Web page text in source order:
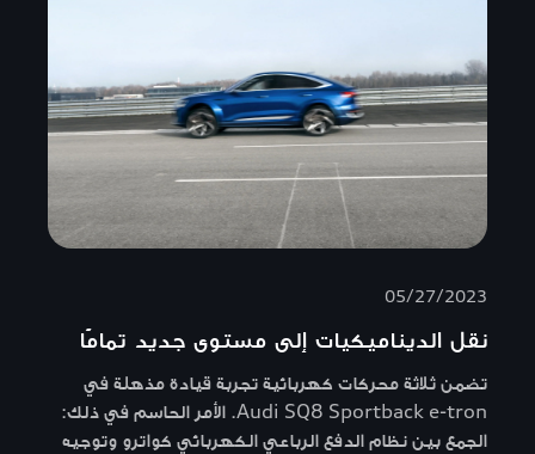
05/27/2023
نقل الديناميكيات إلى مستوى جديد تمامًا
تضمن ثلاثة محركات كهربائية تجربة قيادة مذهلة في
Audi SQ8 Sportback e-tron. الأمر الحاسم في ذلك:
الجمع بين نظام الدفع الرباعي الكهربائي كواترو وتوجيه